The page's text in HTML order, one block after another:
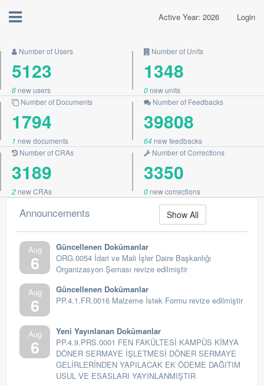
Login
Active Year: 2026
Number of Users
5123
6 new users
Number of Units
1348
0 new units
Number of Documents
1794
1 new documents
Number of Feedbacks
39808
64 new feedbacks
Number of CRAs
3189
2 new CRAs
Number of Corrections
3350
0 new corrections
Announcements Show All
Aug
6
Güncellenen Dokümanlar
ORG.0054 İdari ve Mali İşler Daire Başkanlığı
Organizasyon Şeması revize edilmiştir
Aug
6
Güncellenen Dokümanlar
PP.4.1.FR.0016 Malzeme İstek Formu revize edilmiştir
Aug
6
Yeni Yayınlanan Dokümanlar
PP.4.9.PRS.0001 FEN FAKÜLTESİ KAMPÜS KİMYA
DÖNER SERMAYE İŞLETMESİ DÖNER SERMAYE
GELİRLERİNDEN YAPILACAK EK ÖDEME DAĞITIM
USUL VE ESASLARI YAYINLANMIŞTIR